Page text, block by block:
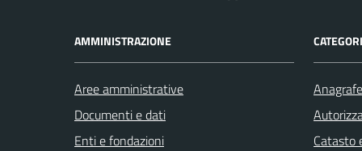
AMMINISTRAZIONE
Aree amministrative
Documenti e dati
Enti e fondazioni
Catasto